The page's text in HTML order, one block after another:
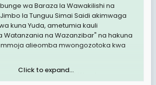
wa Baraza la Wawakilishi na
la Tunguu Simai Saidi akimwaga
kuna Yuda, ametumia kauli
Watanzania na Wazanzibar" na hakuna
alieomba mwongozotoka kwa
wanatafuta nini lakini? Wee haya,
Click to expand...